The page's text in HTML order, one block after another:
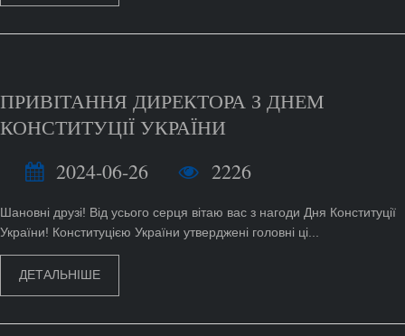
ПРИВІТАННЯ ДИРЕКТОРА З ДНЕМ
КОНСТИТУЦІЇ УКРАЇНИ
2024-06-26
2226
Шановні друзі! Від усього серця вітаю вас з нагоди Дня Конституції
України! Конституцією України утверджені головні ці...
ДЕТАЛЬНІШЕ